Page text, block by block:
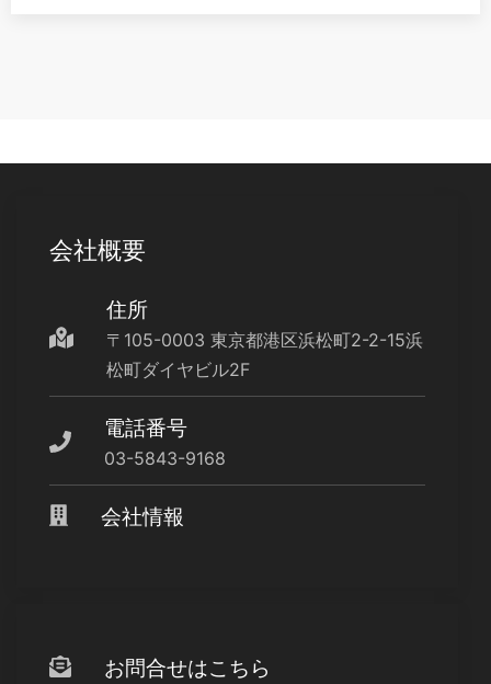
会社概要
住所
〒105-0003 東京都港区浜松町2-2-15浜
松町ダイヤビル2F
電話番号
03-5843-9168
会社情報
お問合せはこちら